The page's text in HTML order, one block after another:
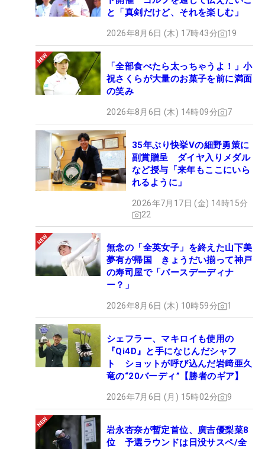
と「真剣だけど、それを楽しむ」
2026年8月6日 (木) 17時43分 19
「全部食べたら太っちゃうよ！」小
祝さくらが大量のお菓子を前に満面
の笑み
2026年8月6日 (木) 14時09分 7
35年ぶり快挙Vの細野勇策に
副賞贈呈 ダイヤ入りメダル
など授与「来年もここにいら
れるように」
2026年7月17日 (金) 14時15分
22
無念の「全英女子」を終えた山下美
夢有が帰国 きょうだい揃って神戸
の寿司屋で「バースデーディナ
ー？」
2026年8月6日 (木) 10時59分 1
シェフラー、マキロイも使用の
『Qi4D』と手になじんだシャフ
ト ショットが呼び込んだ岩﨑亜久
竜の“20バーディ”【勝者のギア】
2026年7月6日 (月) 15時02分 9
岩永杏奈が暫定首位、廣吉優梨菜8
位 予選ラウンドは日没サスペ/全